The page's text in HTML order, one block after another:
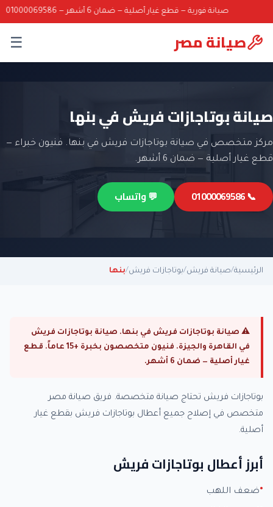
صيانة فورية — قطع غيار أصلية — ضمان 6 أشهر — 01000069586
صيانة مصر ☰
صيانة بوتاجازات فريش في بنها
مركز متخصص في صيانة بوتاجازات فريش في بنها. فنيون خبراء —
قطع غيار أصلية — ضمان 6 أشهر.
📞 01000069586 💬 واتساب
الرئيسية/صيانة فريش/بوتاجازات فريش/بنها
⚠ صيانة بوتاجازات فريش في بنها. صيانة بوتاجازات فريش
في القاهرة والجيزة. فنيون متخصصون بخبرة +15 عاماً. قطع
غيار أصلية — ضمان 6 أشهر.
بوتاجازات فريش تحتاج صيانة متخصصة. فريق صيانة مصر
متخصص في إصلاح جميع أعطال بوتاجازات فريش بقطع غيار
أصلية.
أبرز أعطال بوتاجازات فريش
ضعف اللهب